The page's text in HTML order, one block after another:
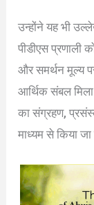
उन्होंने यह भी
पीडीएस
और समर्थन मूल्य
आर्थिक संबल
का संग्रहण,
माध्यम से किया जा